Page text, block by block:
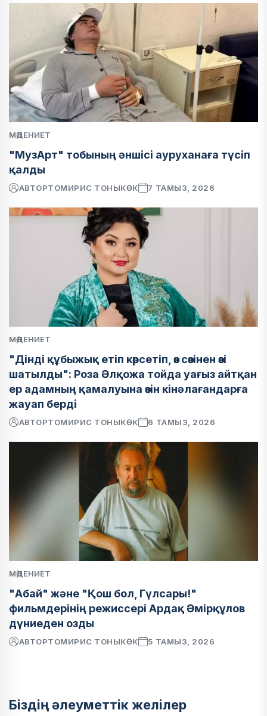
МӘДЕНИЕТ
"МузАрт" тобының әншісі ауруханаға түсіп
қалды
АВТОРТОМИРИС ТОНЫКӨК 7 ТАМЫЗ, 2026
МӘДЕНИЕТ
"Дінді құбыжық етіп көрсетіп, өз сөзінен өзі
шатылды": Роза Әлқожа тойда уағыз айтқан
ер адамның қамалуына өзін кінәлағандарға
жауап берді
АВТОРТОМИРИС ТОНЫКӨК 6 ТАМЫЗ, 2026
МӘДЕНИЕТ
"Абай" және "Қош бол, Гүлсары!"
фильмдерінің режиссері Ардақ Әмірқұлов
дүниеден озды
АВТОРТОМИРИС ТОНЫКӨК 5 ТАМЫЗ, 2026
Біздің әлеуметтік желілер